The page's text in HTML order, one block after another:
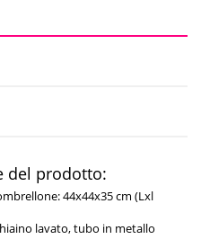
del prodotto:
44x44x35 cm (Lxl
lavato, tubo in metallo